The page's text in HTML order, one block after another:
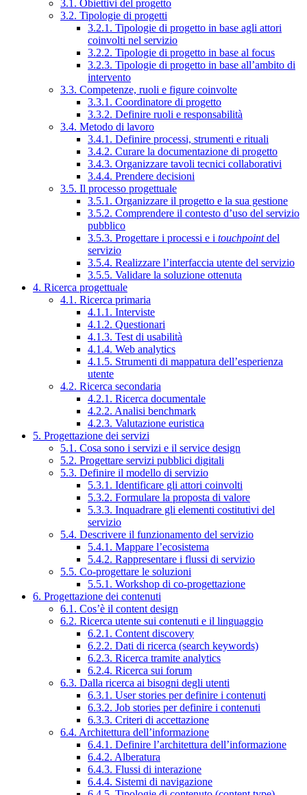
3.1. Obiettivi del progetto
3.2. Tipologie di progetti
3.2.1. Tipologie di progetto in base agli attori
coinvolti nel servizio
3.2.2. Tipologie di progetto in base al focus
3.2.3. Tipologie di progetto in base all’ambito di
intervento
3.3. Competenze, ruoli e figure coinvolte
3.3.1. Coordinatore di progetto
3.3.2. Definire ruoli e responsabilità
3.4. Metodo di lavoro
3.4.1. Definire processi, strumenti e rituali
3.4.2. Curare la documentazione di progetto
3.4.3. Organizzare tavoli tecnici collaborativi
3.4.4. Prendere decisioni
3.5. Il processo progettuale
3.5.1. Organizzare il progetto e la sua gestione
3.5.2. Comprendere il contesto d’uso del servizio
pubblico
3.5.3. Progettare i processi e i touchpointdel
servizio
3.5.4. Realizzare l’interfaccia utente del servizio
3.5.5. Validare la soluzione ottenuta
4. Ricerca progettuale
4.1. Ricerca primaria
4.1.1. Interviste
4.1.2. Questionari
4.1.3. Test di usabilità
4.1.4. Web analytics
4.1.5. Strumenti di mappatura dell’esperienza
utente
4.2. Ricerca secondaria
4.2.1. Ricerca documentale
4.2.2. Analisi benchmark
4.2.3. Valutazione euristica
5. Progettazione dei servizi
5.1. Cosa sono i servizi e il service design
5.2. Progettare servizi pubblici digitali
5.3. Definire il modello di servizio
5.3.1. Identificare gli attori coinvolti
5.3.2. Formulare la proposta di valore
5.3.3. Inquadrare gli elementi costitutivi del
servizio
5.4. Descrivere il funzionamento del servizio
5.4.1. Mappare l’ecosistema
5.4.2. Rappresentare i flussi di servizio
5.5. Co-progettare le soluzioni
5.5.1. Workshop di co-progettazione
6. Progettazione dei contenuti
6.1. Cos’è il content design
6.2. Ricerca utente sui contenuti e il linguaggio
6.2.1. Content discovery
6.2.2. Dati di ricerca (search keywords)
6.2.3. Ricerca tramite analytics
6.2.4. Ricerca sui forum
6.3. Dalla ricerca ai bisogni degli utenti
6.3.1. User stories per definire i contenuti
6.3.2. Job stories per definire i contenuti
6.3.3. Criteri di accettazione
6.4. Architettura dell’informazione
6.4.1. Definire l’architettura dell’informazione
6.4.2. Alberatura
6.4.3. Flussi di interazione
6.4.4. Sistemi di navigazione